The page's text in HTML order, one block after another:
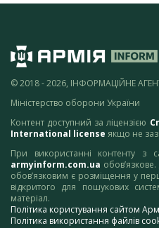
© 2018 - 2026, ІНФОРМАЦІЙНЕ
Міністерство оборони України
Контент доступний за ліцензією
International license якщо не
При використанні контенту з
armyinform.com.ua
обов’язковим є розміщення у
відкритого для пошукових
матеріал.
Політика користування сайтом
Політика використання файлів